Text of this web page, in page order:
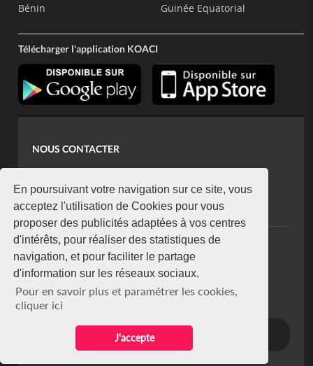
En poursuivant votre navigation sur ce site, vous
acceptez l'utilisation de Cookies pour vous
proposer des publicités adaptées à vos centres
d'intérêts, pour réaliser des statistiques de
navigation, et pour faciliter le partage
d'information sur les réseaux sociaux.
Pour en savoir plus et paramétrer les cookies,
cliquer ici
J'accepte
Bénin
Guinée Equatorial
Télécharger l'application KOACI
NOUS CONTACTER
koaci@yahoo.fr
+225 07 08 85 52 93
NEWSLETTER
Restez connecté via notre newsletter
S'abonner
Se désabonner